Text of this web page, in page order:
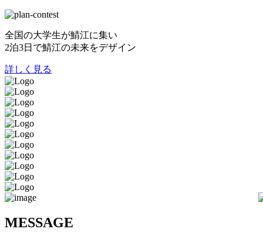
全国の大学生が鯖江に集い
2泊3日で鯖江の未来をデザイン
詳しく見る
MESSAGE